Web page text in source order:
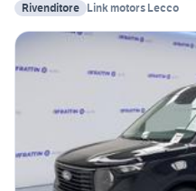
Rivenditore Link motors Lecco